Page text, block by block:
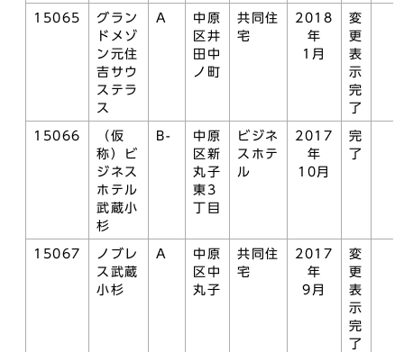
15065
グラン
ドメゾ
ン元住
吉サウ
ステラ
ス
A
中原
区井
田中
ノ町
共同住
宅
2018
年
1月
変
更
表
示
完
了
15066
（仮
称）ビ
ジネス
ホテル
武蔵小
杉
B-
中原
区新
丸子
東3
丁目
ビジネ
スホテ
ル
2017
年
10月
完
了
15067
ノブレ
ス武蔵
小杉
A
中原
区中
丸子
共同住
宅
2017
年
9月
変
更
表
示
完
了